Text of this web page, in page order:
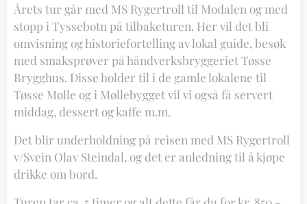
Årets tur går med MS Rygertroll til Modalen og med
stopp i Tyssebotn på tilbaketuren. Her vil det bli
omvisning og historiefortelling av lokal guide, besøk
med smaksprøver på håndverksbryggeriet Tøsse
Brygghus. Disse holder til i de gamle lokalene til
Tøsse Mølle og i Møllebygget vil vi også få servert
middag, dessert og kaffe m.m.
Det blir underholdning på reisen med MS Rygertroll
v/Svein Olav Steindal, og det er anledning til å kjøpe
drikke om bord.